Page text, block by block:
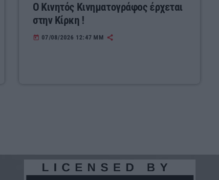
Ο Κινητός Κινηματογράφος έρχεται
στην Κίρκη !
today 07/08/2026 12:47 ΜΜ